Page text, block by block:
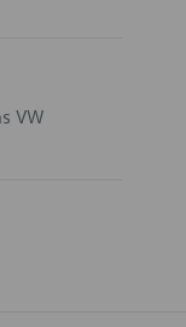
VW